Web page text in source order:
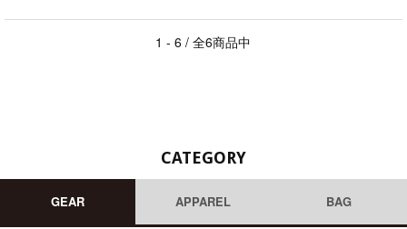
1 - 6 / 全6商品中
CATEGORY
GEAR APPAREL BAG